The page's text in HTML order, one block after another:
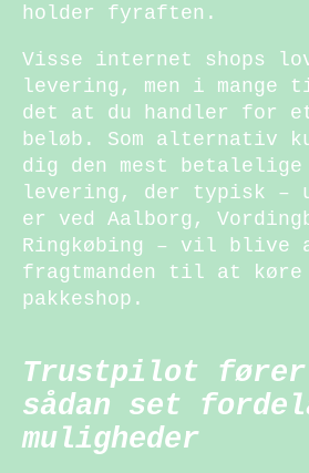
holder fyraften.
Visse internet shops
levering, men i mange
det at du handler for
beløb. Som alternativ
dig den mest betalelige
levering, der typisk –
er ved Aalborg,
Ringkøbing – vil blive
fragtmanden til at
pakkeshop.
Trustpilot
sådan set
muligheder